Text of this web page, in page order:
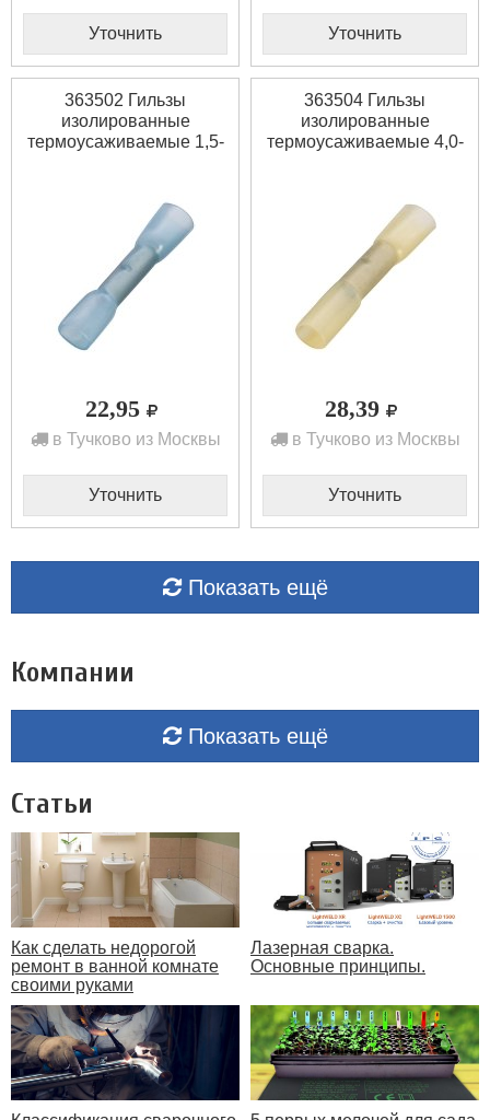
Уточнить Уточнить
363502 Гильзы
изолированные
термоусаживаемые 1,5-
22,95
в Тучково из Москвы
Уточнить
363504 Гильзы
изолированные
термоусаживаемые 4,0-
28,39
в Тучково из Москвы
Уточнить
Показать ещё
Компании
Показать ещё
Статьи
Как сделать недорогой
ремонт в ванной комнате
своими руками
Лазерная сварка.
Основные принципы.